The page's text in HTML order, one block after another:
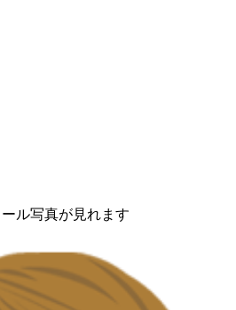
ル写真が見れます